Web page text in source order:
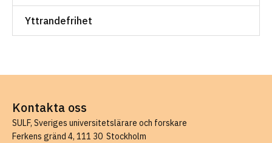
Yttrandefrihet
Kontakta oss
SULF, Sveriges universitetslärare och forskare
Ferkens gränd 4, 111 30 Stockholm